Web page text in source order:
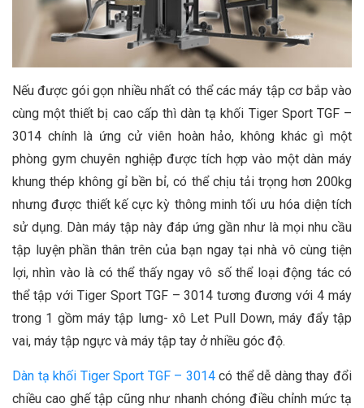
Nếu được gói gọn nhiều nhất có thể các máy tập cơ bắp vào
cùng một thiết bị cao cấp thì dàn tạ khối Tiger Sport TGF –
3014 chính là ứng cử viên hoàn hảo, không khác gì một
phòng gym chuyên nghiệp được tích hợp vào một dàn máy
khung thép không gỉ bền bỉ, có thể chịu tải trọng hơn 200kg
nhưng được thiết kế cực kỳ thông minh tối ưu hóa diện tích
sử dụng. Dàn máy tập này đáp ứng gần như là mọi nhu cầu
tập luyện phần thân trên của bạn ngay tại nhà vô cùng tiện
lợi, nhìn vào là có thể thấy ngay vô số thể loại động tác có
thể tập với Tiger Sport TGF – 3014 tương đương với 4 máy
trong 1 gồm máy tập lưng- xô Let Pull Down, máy đẩy tập
vai, máy tập ngực và máy tập tay ở nhiều góc độ.
Dàn tạ khối Tiger Sport TGF – 3014có thể dễ dàng thay đổi
chiều cao ghế tập cũng như nhanh chóng điều chỉnh mức tạ